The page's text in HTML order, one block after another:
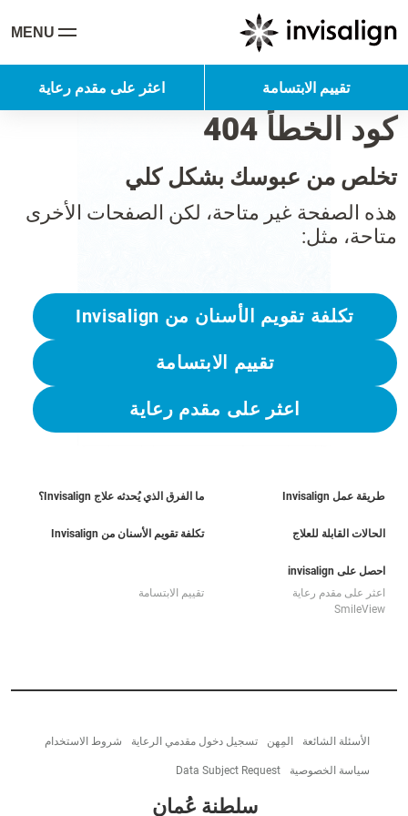
MENU
تقييم الابتسامة اعثر على مقدم رعاية
كود الخطأ 404
تخلص من عبوسك بشكل كلي
هذه الصفحة غير متاحة، لكن الصفحات الأخرى
متاحة، مثل:
تكلفة تقويم الأسنان من Invisalign
تقييم الابتسامة
اعثر على مقدم رعاية
طريقة عمل Invisalign ما الفرق الذي يُحدثه علاج Invisalign؟
الحالات القابلة للعلاج تكلفة تقويم الأسنان من Invisalign
احصل على invisalign
اعثر على مقدم رعاية
تقييم الابتسامة
SmileView
الأسئلة الشائعة المِهن تسجيل دخول مقدمي الرعاية شروط الاستخدام
سياسة الخصوصية Data Subject Request
سلطنة عُمان